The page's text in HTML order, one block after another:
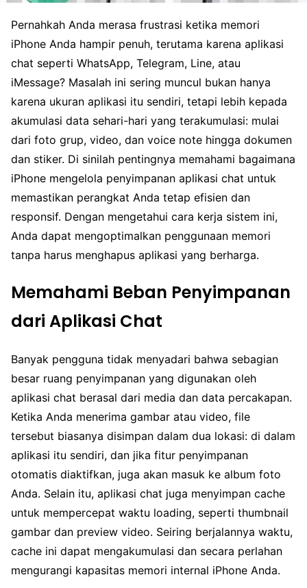
Pernahkah Anda merasa frustrasi ketika memori
iPhone Anda hampir penuh, terutama karena aplikasi
chat seperti WhatsApp, Telegram, Line, atau
iMessage? Masalah ini sering muncul bukan hanya
karena ukuran aplikasi itu sendiri, tetapi lebih kepada
akumulasi data sehari-hari yang terakumulasi: mulai
dari foto grup, video, dan voice note hingga dokumen
dan stiker. Di sinilah pentingnya memahami bagaimana
iPhone mengelola penyimpanan aplikasi chat untuk
memastikan perangkat Anda tetap efisien dan
responsif. Dengan mengetahui cara kerja sistem ini,
Anda dapat mengoptimalkan penggunaan memori
tanpa harus menghapus aplikasi yang berharga.
Memahami Beban Penyimpanan
dari Aplikasi Chat
Banyak pengguna tidak menyadari bahwa sebagian
besar ruang penyimpanan yang digunakan oleh
aplikasi chat berasal dari media dan data percakapan.
Ketika Anda menerima gambar atau video, file
tersebut biasanya disimpan dalam dua lokasi: di dalam
aplikasi itu sendiri, dan jika fitur penyimpanan
otomatis diaktifkan, juga akan masuk ke album foto
Anda. Selain itu, aplikasi chat juga menyimpan cache
untuk mempercepat waktu loading, seperti thumbnail
gambar dan preview video. Seiring berjalannya waktu,
cache ini dapat mengakumulasi dan secara perlahan
mengurangi kapasitas memori internal iPhone Anda.